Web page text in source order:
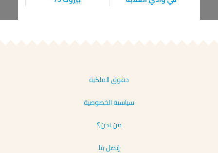
حقوق الملكية
سياسية الخصوصية
من نحن؟
إتصل بنا